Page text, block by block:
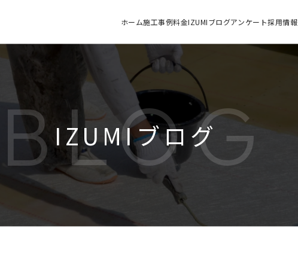
ホーム施工事例料金IZUMIブログアンケート採用情報
IZUMIブログ
BLOG